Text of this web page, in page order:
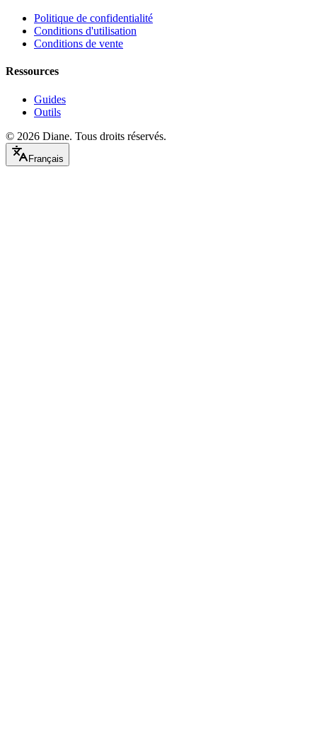
Politique de confidentialité
Conditions d'utilisation
Conditions de vente
Ressources
Guides
Outils
© 2026 Diane. Tous droits réservés.
Français